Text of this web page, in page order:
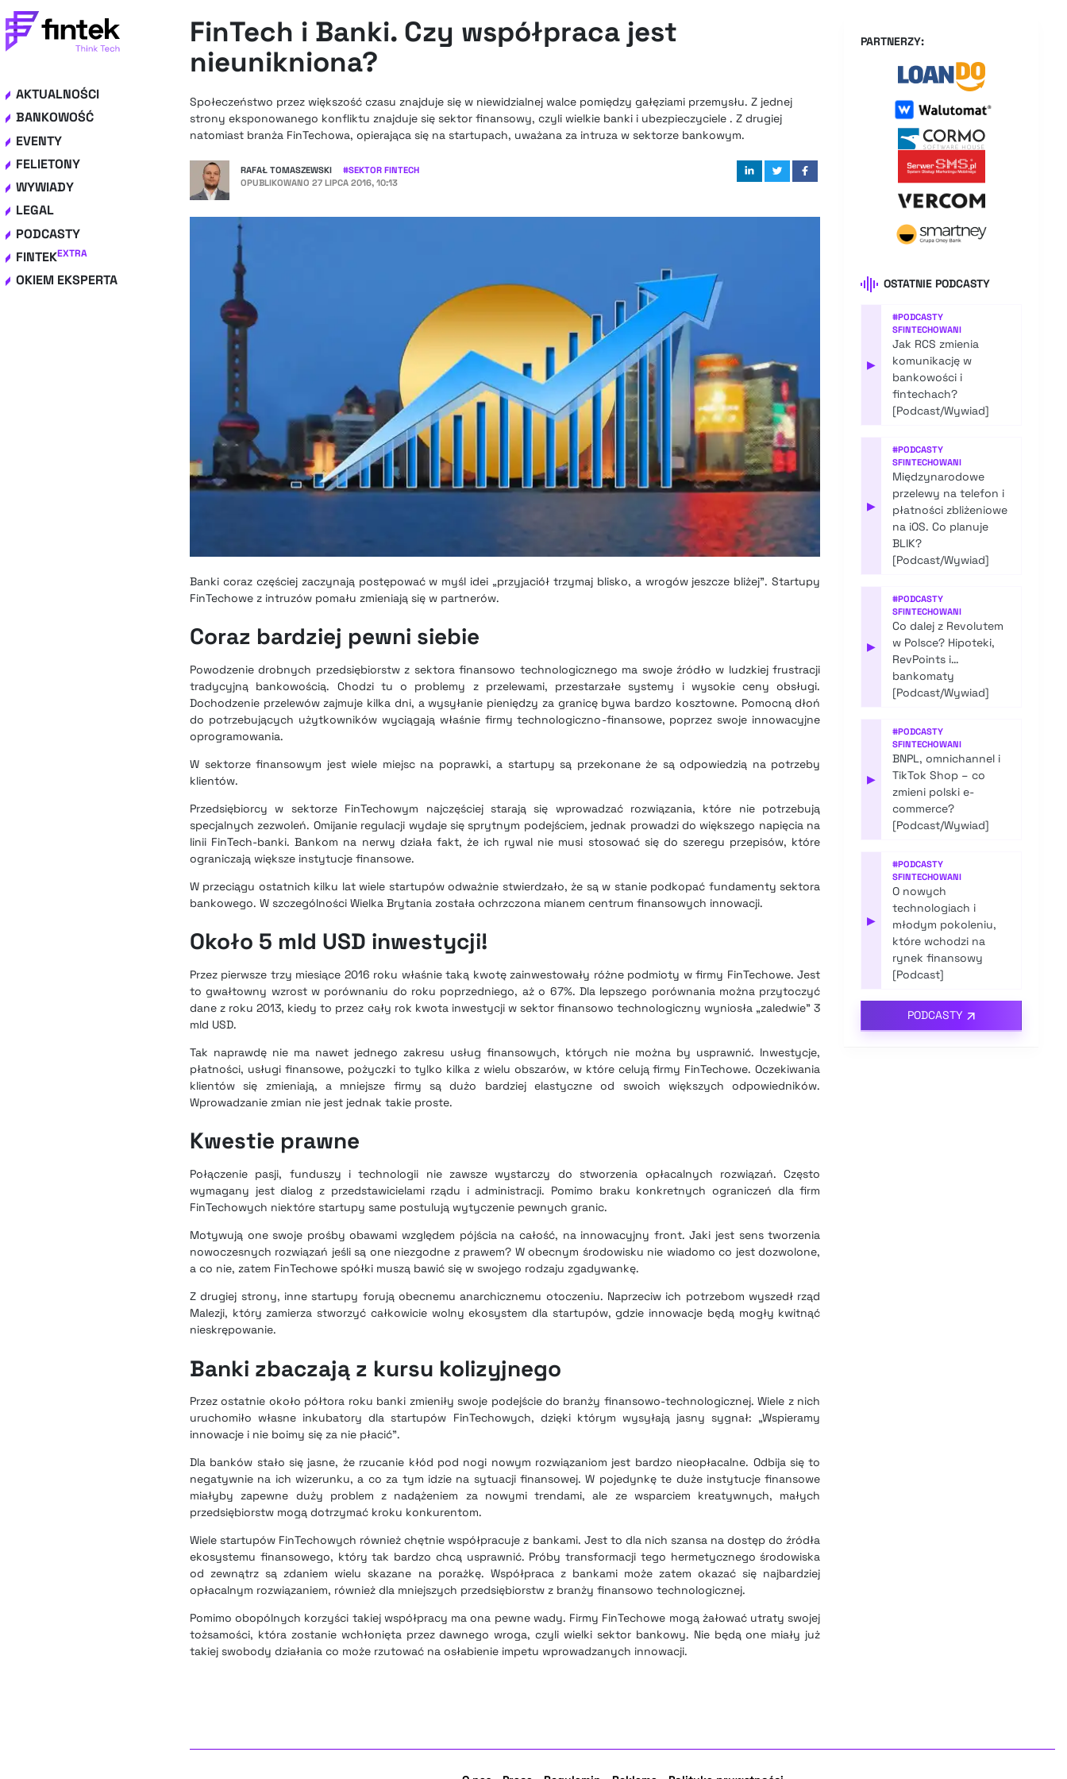
AKTUALNOŚCI
BANKOWOŚĆ
EVENTY
FELIETONY
WYWIADY
LEGAL
PODCASTY
FINTEKEXTRA
OKIEM EKSPERTA
FinTech i Banki. Czy współpraca jest
nieunikniona?
Społeczeństwo przez większość czasu znajduje się w niewidzialnej walce pomiędzy gałęziami przemysłu. Z jednej
strony eksponowanego konfliktu znajduje się sektor finansowy, czyli wielkie banki i ubezpieczyciele . Z drugiej
natomiast branża FinTechowa, opierająca się na startupach, uważana za intruza w sektorze bankowym.
RAFAŁ TOMASZEWSKI #SEKTOR FINTECH
OPUBLIKOWANO 27 LIPCA 2016, 10:13
Banki coraz częściej zaczynają postępować w myśl idei „przyjaciół trzymaj blisko, a wrogów jeszcze bliżej”. Startupy
FinTechowe z intruzów pomału zmieniają się w partnerów.
Coraz bardziej pewni siebie
Powodzenie drobnych przedsiębiorstw z sektora finansowo technologicznego ma swoje źródło w ludzkiej frustracji
tradycyjną bankowością. Chodzi tu o problemy z przelewami, przestarzałe systemy i wysokie ceny obsługi.
Dochodzenie przelewów zajmuje kilka dni, a wysyłanie pieniędzy za granicę bywa bardzo kosztowne. Pomocną dłoń
do potrzebujących użytkowników wyciągają właśnie firmy technologiczno-finansowe, poprzez swoje innowacyjne
oprogramowania.
W sektorze finansowym jest wiele miejsc na poprawki, a startupy są przekonane że są odpowiedzią na potrzeby
klientów.
Przedsiębiorcy w sektorze FinTechowym najczęściej starają się wprowadzać rozwiązania, które nie potrzebują
specjalnych zezwoleń. Omijanie regulacji wydaje się sprytnym podejściem, jednak prowadzi do większego napięcia na
linii FinTech-banki. Bankom na nerwy działa fakt, że ich rywal nie musi stosować się do szeregu przepisów, które
ograniczają większe instytucje finansowe.
W przeciągu ostatnich kilku lat wiele startupów odważnie stwierdzało, że są w stanie podkopać fundamenty sektora
bankowego. W szczególności Wielka Brytania została ochrzczona mianem centrum finansowych innowacji.
Około 5 mld USD inwestycji!
Przez pierwsze trzy miesiące 2016 roku właśnie taką kwotę zainwestowały różne podmioty w firmy FinTechowe. Jest
to gwałtowny wzrost w porównaniu do roku poprzedniego, aż o 67%. Dla lepszego porównania można przytoczyć
dane z roku 2013, kiedy to przez cały rok kwota inwestycji w sektor finansowo technologiczny wyniosła „zaledwie” 3
mld USD.
Tak naprawdę nie ma nawet jednego zakresu usług finansowych, których nie można by usprawnić. Inwestycje,
płatności, usługi finansowe, pożyczki to tylko kilka z wielu obszarów, w które celują firmy FinTechowe. Oczekiwania
klientów się zmieniają, a mniejsze firmy są dużo bardziej elastyczne od swoich większych odpowiedników.
Wprowadzanie zmian nie jest jednak takie proste.
Kwestie prawne
Połączenie pasji, funduszy i technologii nie zawsze wystarczy do stworzenia opłacalnych rozwiązań. Często
wymagany jest dialog z przedstawicielami rządu i administracji. Pomimo braku konkretnych ograniczeń dla firm
FinTechowych niektóre startupy same postulują wytyczenie pewnych granic.
Motywują one swoje prośby obawami względem pójścia na całość, na innowacyjny front. Jaki jest sens tworzenia
nowoczesnych rozwiązań jeśli są one niezgodne z prawem? W obecnym środowisku nie wiadomo co jest dozwolone,
a co nie, zatem FinTechowe spółki muszą bawić się w swojego rodzaju zgadywankę.
Z drugiej strony, inne startupy forują obecnemu anarchicznemu otoczeniu. Naprzeciw ich potrzebom wyszedł rząd
Malezji, który zamierza stworzyć całkowicie wolny ekosystem dla startupów, gdzie innowacje będą mogły kwitnąć
nieskrępowanie.
Banki zbaczają z kursu kolizyjnego
Przez ostatnie około półtora roku banki zmieniły swoje podejście do branży finansowo-technologicznej. Wiele z nich
uruchomiło własne inkubatory dla startupów FinTechowych, dzięki którym wysyłają jasny sygnał: „Wspieramy
innowacje i nie boimy się za nie płacić”.
Dla banków stało się jasne, że rzucanie kłód pod nogi nowym rozwiązaniom jest bardzo nieopłacalne. Odbija się to
negatywnie na ich wizerunku, a co za tym idzie na sytuacji finansowej. W pojedynkę te duże instytucje finansowe
miałyby zapewne duży problem z nadążeniem za nowymi trendami, ale ze wsparciem kreatywnych, małych
przedsiębiorstw mogą dotrzymać kroku konkurentom.
Wiele startupów FinTechowych również chętnie współpracuje z bankami. Jest to dla nich szansa na dostęp do źródła
ekosystemu finansowego, który tak bardzo chcą usprawnić. Próby transformacji tego hermetycznego środowiska
od zewnątrz są zdaniem wielu skazane na porażkę. Współpraca z bankami może zatem okazać się najbardziej
opłacalnym rozwiązaniem, również dla mniejszych przedsiębiorstw z branży finansowo technologicznej.
Pomimo obopólnych korzyści takiej współpracy ma ona pewne wady. Firmy FinTechowe mogą żałować utraty swojej
tożsamości, która zostanie wchłonięta przez dawnego wroga, czyli wielki sektor bankowy. Nie będą one miały już
takiej swobody działania co może rzutować na osłabienie impetu wprowadzanych innowacji.
PARTNERZY:
OSTATNIE PODCASTY
▶
#PODCASTY
SFINTECHOWANI
Jak RCS zmienia
komunikację w
bankowości i
fintechach?
[Podcast/Wywiad]
▶
#PODCASTY
SFINTECHOWANI
Międzynarodowe
przelewy na telefon i
płatności zbliżeniowe
na iOS. Co planuje
BLIK?
[Podcast/Wywiad]
▶
#PODCASTY
SFINTECHOWANI
Co dalej z Revolutem
w Polsce? Hipoteki,
RevPoints i…
bankomaty
[Podcast/Wywiad]
▶
#PODCASTY
SFINTECHOWANI
BNPL, omnichannel i
TikTok Shop – co
zmieni polski e-
commerce?
[Podcast/Wywiad]
▶
#PODCASTY
SFINTECHOWANI
O nowych
technologiach i
młodym pokoleniu,
które wchodzi na
rynek finansowy
[Podcast]
PODCASTY